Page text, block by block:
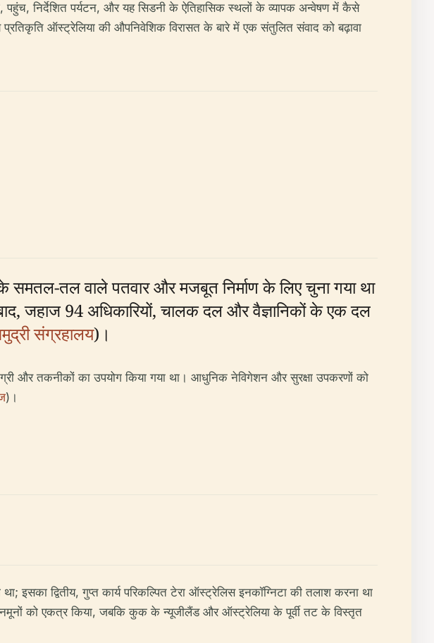
निर्देशित पर्यटन, और यह सिडनी के ऐतिहासिक स्थलों के व्यापक अन्वेषण में कैसे
ऑस्ट्रेलिया की औपनिवेशिक विरासत के बारे में एक संतुलित संवाद को बढ़ावा
तल वाले पतवार और मजबूत निर्माण के लिए चुना गया था
जहाज 94 अधिकारियों, चालक दल और वैज्ञानिकों के एक दल
संग्रहालय)।
और तकनीकों का उपयोग किया गया था। आधुनिक नेविगेशन और सुरक्षा उपकरणों को
)।
इसका द्वितीय, गुप्त कार्य परिकल्पित टेरा ऑस्ट्रेलिस इनकॉग्निटा की तलाश करना था
को एकत्र किया, जबकि कुक के न्यूजीलैंड और ऑस्ट्रेलिया के पूर्वी तट के विस्तृत